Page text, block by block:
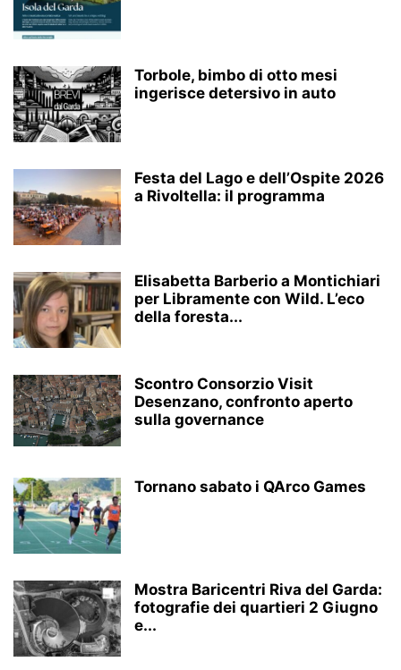
Torbole, bimbo di otto mesi
ingerisce detersivo in auto
Festa del Lago e dell’Ospite 2026
a Rivoltella: il programma
Elisabetta Barberio a Montichiari
per Libramente con Wild. L’eco
della foresta...
Scontro Consorzio Visit
Desenzano, confronto aperto
sulla governance
Tornano sabato i QArco Games
Mostra Baricentri Riva del Garda:
fotografie dei quartieri 2 Giugno
e...